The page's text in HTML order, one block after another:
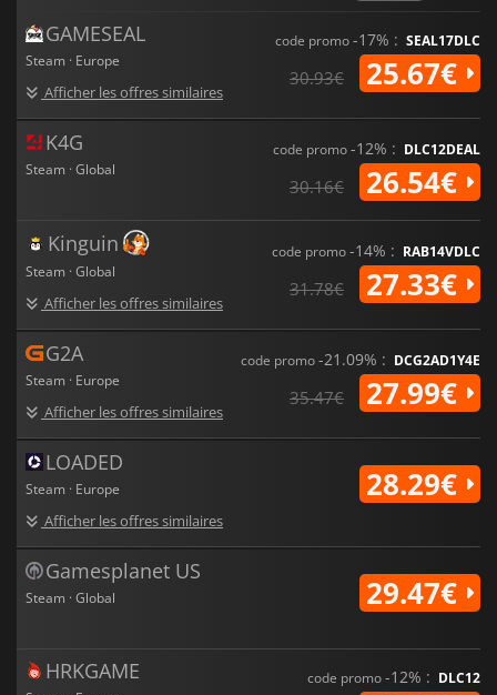
GAMESEAL
Steam · Europe
Afficher les offres similaires
code promo-17% : SEAL17DLC
30.93€ 25.67€
K4G
Steam · Global
code promo-12% : DLC12DEAL
30.16€ 26.54€
Kinguin
Steam · Global
Afficher les offres similaires
code promo-14% : RAB14VDLC
31.78€ 27.33€
G2A
Steam · Europe
Afficher les offres similaires
code promo-21.09% : DCG2AD1Y4E
35.47€ 27.99€
LOADED
Steam · Europe
Afficher les offres similaires
28.29€
Gamesplanet US
Steam · Global 29.47€
HRKGAME code promo-12% : DLC12